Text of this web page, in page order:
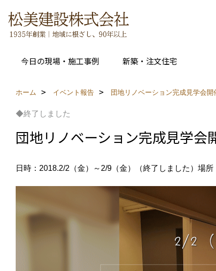
今日の現場・施工事例 新築・注文住宅
ホーム イベント報告 団地リノベーション完成見学会開
◆終了しました
団地リノベーション完成見学会
日時：2018.2/2（金）～2/9（金）（終了しました） 場所